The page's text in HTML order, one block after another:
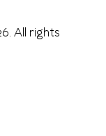
All rights